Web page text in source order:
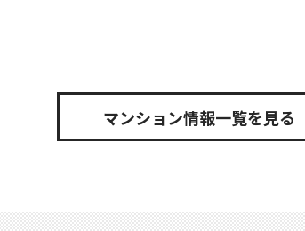
マンション情報一覧を見る